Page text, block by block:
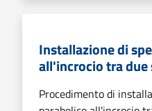
Installazione di
all'incrocio tra
Procedimento di